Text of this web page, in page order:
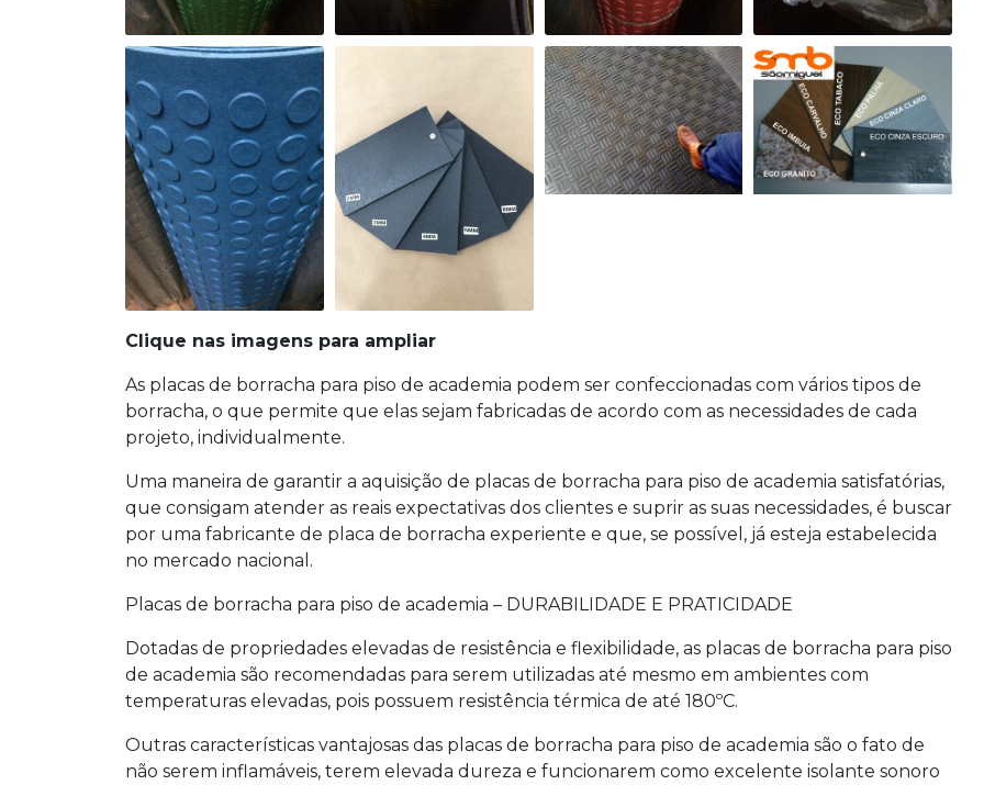
Clique nas imagens para ampliar
As placas de borracha para piso de academia podem ser confeccionadas com vários tipos de
borracha, o que permite que elas sejam fabricadas de acordo com as necessidades de cada
projeto, individualmente.
Uma maneira de garantir a aquisição de placas de borracha para piso de academia satisfatórias,
que consigam atender as reais expectativas dos clientes e suprir as suas necessidades, é buscar
por uma fabricante de placa de borracha experiente e que, se possível, já esteja estabelecida
no mercado nacional.
Placas de borracha para piso de academia – DURABILIDADE E PRATICIDADE
Dotadas de propriedades elevadas de resistência e flexibilidade, as placas de borracha para piso
de academia são recomendadas para serem utilizadas até mesmo em ambientes com
temperaturas elevadas, pois possuem resistência térmica de até 180ºC.
Outras características vantajosas das placas de borracha para piso de academia são o fato de
não serem inflamáveis, terem elevada dureza e funcionarem como excelente isolante sonoro